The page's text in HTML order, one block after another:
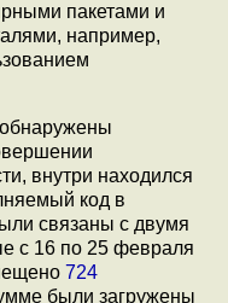
пакетами и
например,
внутри находился
код в
связаны с двумя
с 16 по 25 февраля
724
были загружены